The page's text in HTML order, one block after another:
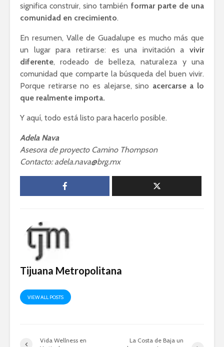
significa construir, sino también formar parte de una
comunidad en crecimiento.
En resumen, Valle de Guadalupe es mucho más que
un lugar para retirarse: es una invitación a vivir
diferente, rodeado de belleza, naturaleza y una
comunidad que comparte la búsqueda del buen vivir.
Porque retirarse no es alejarse, sino acercarse a lo
que realmente importa.
Y aquí, todo está listo para hacerlo posible.
Adela Nava
Asesora de proyecto Camino Thompson
Contacto: adela.nava@brg.mx
Tijuana Metropolitana
VIEW ALL POSTS
Vida Wellness en
La Costa de Baja un